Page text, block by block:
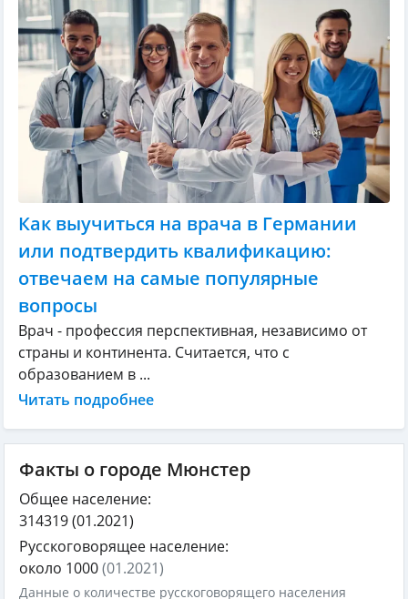
Как выучиться на врача в Германии
или подтвердить квалификацию:
отвечаем на самые популярные
вопросы
Врач - профессия перспективная, независимо от
страны и континента. Считается, что с
образованием в ...
Читать подробнее
Факты о городе Мюнстер
Общее население:
314319(01.2021)
Русскоговорящее население:
около 1000(01.2021)
Данные о количестве русскоговорящего населения